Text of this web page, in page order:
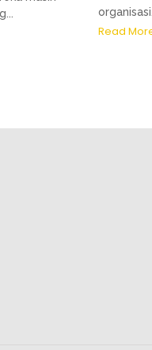
organisasi...
Read